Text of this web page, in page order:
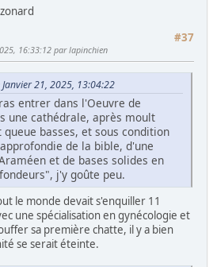
#37
16:33:12 par lapinchien
21, 2025, 13:04:22
entrer dans l'Oeuvre de
une cathédrale, après moult
basses, et sous condition
de la bible, d'une
et de bases solides en
j'y goûte peu.
le monde devait s'enquiller 11
une spécialisation en gynécologie et
sa première chatte, il y a bien
se serait éteinte.